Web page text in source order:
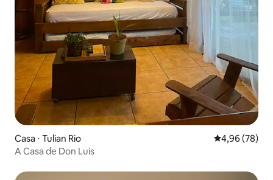
Casa ⋅ Tulian Rio 4,96 de uma
4,96 (78)
A Casa de Don Luis